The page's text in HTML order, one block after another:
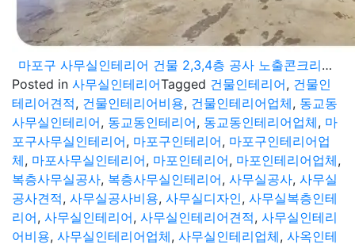
마포구 사무실인테리어 건물 2,3,4층 공사 노출콘크리트 기법으로 세련된 디자인 연출
Posted in 사무실인테리어Tagged 건물인테리어, 건물인
테리어견적, 건물인테리어비용, 건물인테리어업체, 동교동
사무실인테리어, 동교동인테리어, 동교동인테리어업체, 마
포구사무실인테리어, 마포구인테리어, 마포구인테리어업
체, 마포사무실인테리어, 마포인테리어, 마포인테리어업체,
복층사무실공사, 복층사무실인테리어, 사무실공사, 사무실
공사견적, 사무실공사비용, 사무실디자인, 사무실복층인테
리어, 사무실인테리어, 사무실인테리어견적, 사무실인테리
어비용, 사무실인테리어업체, 사무실인테리업체, 사옥인테